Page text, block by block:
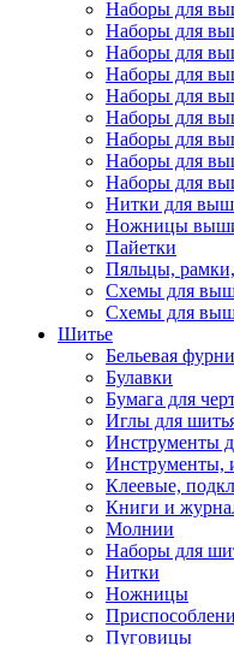
Наборы для
Наборы для
Наборы для
Наборы для
Наборы для
Наборы для
Наборы для
Наборы для
Наборы для
Нитки для
Ножницы
Пайетки
Пяльцы,
Схемы для
Схемы для
Шитье
Бельевая
Булавки
Бумага для
Иглы для
Инструменты
Инструменты,
Клеевые,
Книги и
Молнии
Наборы для
Нитки
Ножницы
Пуговицы